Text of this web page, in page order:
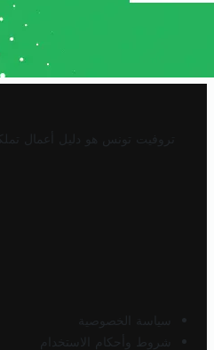
تروفيت تونس هو دليل أعمال
سياسة الخصوصية
شروط وأحكام الاستخدام